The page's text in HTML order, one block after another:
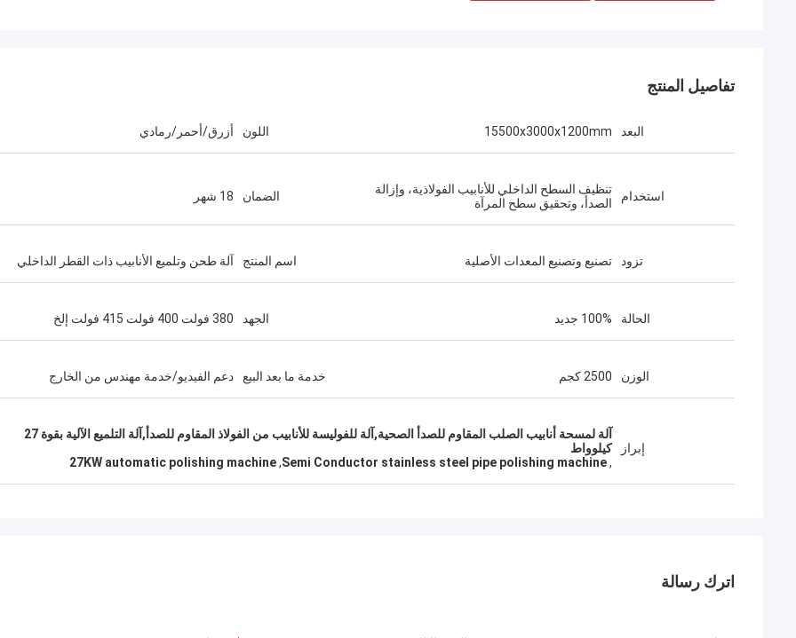
تفاصيل المنتج
البعد 15500x3000x1200mm اللون أزرق/أحمر/رمادي
استخدام
تنظيف السطح الداخلي للأنابيب الفولاذية، وإزالة
الصدأ، وتحقيق سطح المرآة
الضمان 18 شهر
تزود تصنيع وتصنيع المعدات الأصلية اسم المنتج آلة طحن وتلميع الأنابيب ذات القطر الداخلي
الحالة 100% جديد الجهد 380 فولت 400 فولت 415 فولت إلخ
الوزن 2500 كجم خدمة ما بعد البيع دعم الفيديو/خدمة مهندس من الخارج
إبراز
آلة لمسحة أنابيب الصلب المقاوم للصدأ الصحية,آلة للفوليسة للأنابيب من الفولاذ المقاوم للصدأ,آلة التلميع الآلية بقوة 27
كيلوواط
,
Semi Conductor stainless steel pipe polishing machine
,
27KW automatic polishing machine
اترك رسالة